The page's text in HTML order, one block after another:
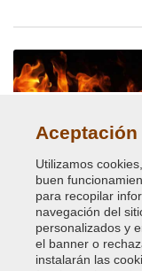
Altas temperaturas
Utilizamos
buen
para recopilar
navegación del
personalizados y
el banner o
instalarán las